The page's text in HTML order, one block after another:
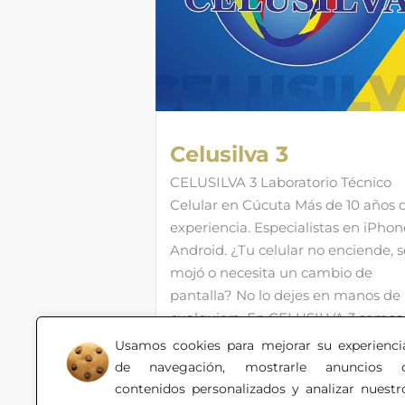
Usamos cookies para mejorar su
de navegación, mostrarle anuncios
contenidos personalizados y analizar
Celusilva 3
CELUSILVA 3 Laboratorio Técnico
Celular en Cúcuta Más de 10 años
experiencia. Especialistas en
Android. ¿Tu celular no enciende,
mojó o necesita un cambio de
pantalla? No lo dejes en manos de
cualquiera. En CELUSILVA 3
laboratorio técnico especializado
más de una década de trayectoria
solucionando repuestos, partes,